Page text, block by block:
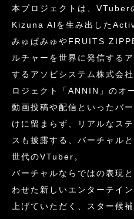
本プロジェクトは、VTuber
Kizuna Alを生み出した
みゅぱみゅやFRUITS
ルチャーを世界に発信する
するアソビシステム株式会
ロジェクト「ANNIN」のオ
動画投稿や配信といったバ
けに留まらず、リアルなス
スも披露する、バーチャル
世代のVTuber。
バーチャルならではの表現
わせた新しいエンターテイ
上げていただく、スター候